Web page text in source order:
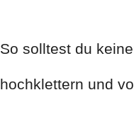
So solltest du
hochklettern und